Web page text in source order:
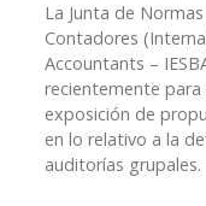
La Junta de
Contadores
Accountants –
recientemente
exposición de
en lo relativo a la
auditorías grupales.